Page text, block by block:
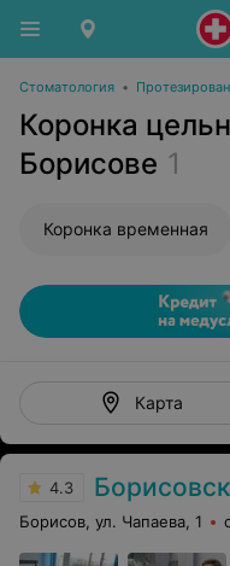
Стоматология •
Коронка
Борисове 1
Коронка временная
Карта
4.3
Борисов, ул. Чапаева, 1